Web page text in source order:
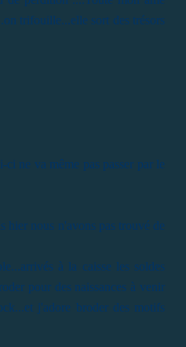
trifouille...elle sort des trésors
ne va même pas passer par le
hier nous n'avons pas trouvé de
à la caisse les soldes
pour des naissances à venir
j'adore broder des motifs